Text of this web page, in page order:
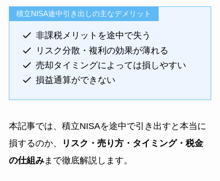
積立NISA途中引き出しの主なデメリット
非課税メリットを途中で失う
リスク分散・複利の効果が薄れる
売却タイミングによっては損しやすい
損益通算ができない
本記事では、積立NISAを途中で引き出すと本当に
損するのか、
リスク・売り方・タイミング・税金
の仕組みまで徹底解説します。